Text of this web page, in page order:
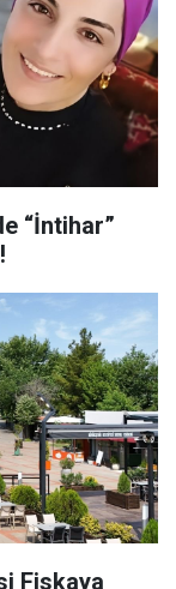
“İntihar”
Fiskaya